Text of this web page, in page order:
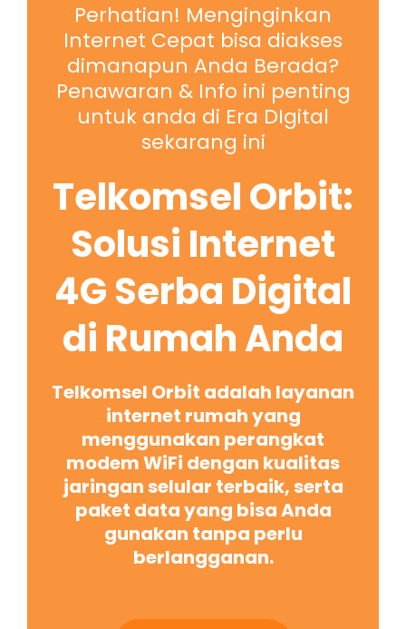
Perhatian! Menginginkan
Internet Cepat bisa diakses
dimanapun Anda Berada?
Penawaran & Info ini penting
untuk anda di Era DIgital
sekarang ini
Telkomsel Orbit:
Solusi Internet
4G Serba Digital
di Rumah Anda
Telkomsel Orbit adalah layanan
internet rumah yang
menggunakan perangkat
modem WiFi dengan kualitas
jaringan selular terbaik, serta
paket data yang bisa Anda
gunakan tanpa perlu
berlangganan.